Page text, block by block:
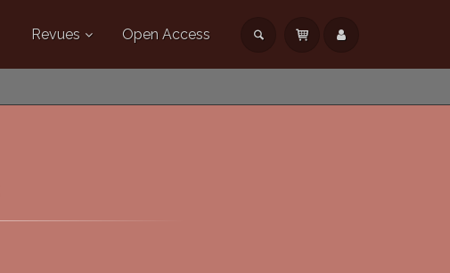
Revues Open Access